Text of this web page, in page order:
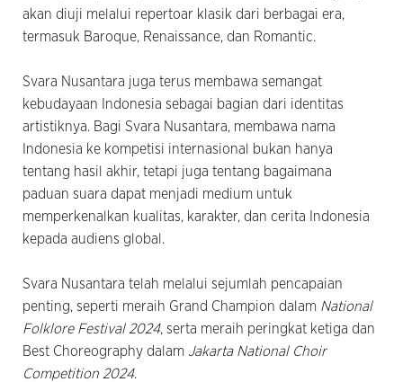
akan diuji melalui repertoar klasik dari berbagai era,
termasuk Baroque, Renaissance, dan Romantic.
Svara Nusantara juga terus membawa semangat
kebudayaan Indonesia sebagai bagian dari identitas
artistiknya. Bagi Svara Nusantara, membawa nama
Indonesia ke kompetisi internasional bukan hanya
tentang hasil akhir, tetapi juga tentang bagaimana
paduan suara dapat menjadi medium untuk
memperkenalkan kualitas, karakter, dan cerita Indonesia
kepada audiens global.
Svara Nusantara telah melalui sejumlah pencapaian
penting, seperti meraih Grand Champion dalam National
Folklore Festival 2024, serta meraih peringkat ketiga dan
Best Choreography dalam Jakarta National Choir
Competition 2024.